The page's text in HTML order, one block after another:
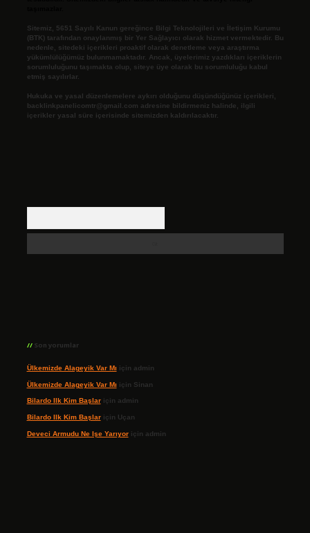
Sitemiz, 5651 Sayılı Kanun gereğince Bilgi Teknolojileri ve İletişim Kurumu
(BTK) tarafından onaylanmış bir Yer Sağlayıcı olarak hizmet vermektedir. Bu
nedenle, sitedeki içerikleri proaktif olarak denetleme veya araştırma
yükümlülüğümüz bulunmamaktadır. Ancak, üyelerimiz yazdıkları içeriklerin
sorumluluğunu taşımakta olup, siteye üye olarak bu sorumluluğu kabul
etmiş sayılırlar.
Hukuka ve yasal düzenlemelere aykırı olduğunu düşündüğünüz içerikleri,
backlinkpanelicomtr@gmail.com adresine bildirmeniz halinde, ilgili
içerikler yasal süre içerisinde sitemizden kaldırılacaktır.
Son yorumlar
Ülkemizde Alageyik Var Mı için admin
Ülkemizde Alageyik Var Mı için Sinan
Bilardo Ilk Kim Başlariçin admin
Bilardo Ilk Kim Başlariçin Uçan
Deveci Armudu Ne Işe Yarıyoriçin admin